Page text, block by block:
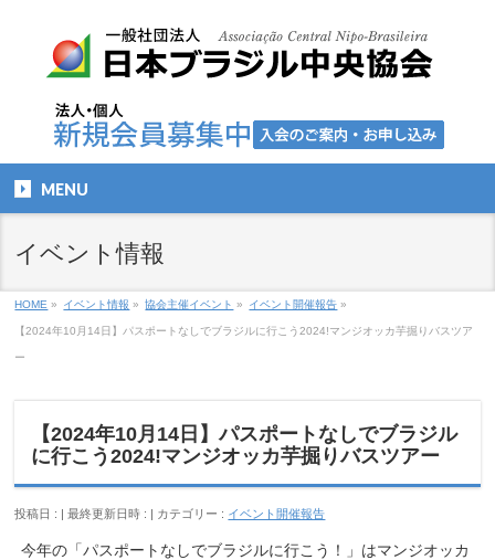
MENU
イベント情報
HOME » イベント情報 » 協会主催イベント » イベント開催報告 »
【2024年10月14日】パスポートなしでブラジルに行こう2024!マンジオッカ芋掘りバスツア
ー
【2024年10月14日】パスポートなしでブラジル
に行こう2024!マンジオッカ芋掘りバスツアー
投稿日 : 最終更新日時 : カテゴリー : イベント開催報告
今年の「パスポートなしでブラジルに行こう！」はマンジオッカ